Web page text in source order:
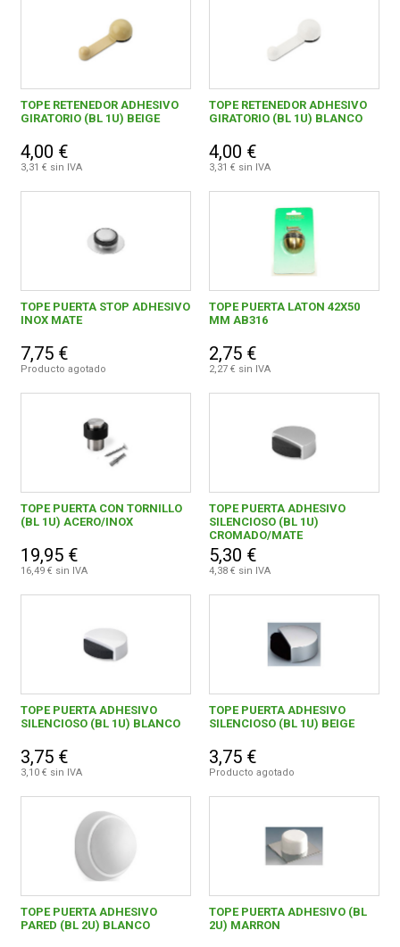
TOPE RETENEDOR ADHESIVO
GIRATORIO (BL 1U) BEIGE
4,00 €
3,31 € sin IVA
TOPE RETENEDOR ADHESIVO
GIRATORIO (BL 1U) BLANCO
4,00 €
3,31 € sin IVA
TOPE PUERTA STOP ADHESIVO
INOX MATE
7,75 €
Producto agotado
TOPE PUERTA LATON 42X50
MM AB316
2,75 €
2,27 € sin IVA
TOPE PUERTA CON TORNILLO
(BL 1U) ACERO/INOX
19,95 €
16,49 € sin IVA
TOPE PUERTA ADHESIVO
SILENCIOSO (BL 1U)
CROMADO/MATE
5,30 €
4,38 € sin IVA
TOPE PUERTA ADHESIVO
SILENCIOSO (BL 1U) BLANCO
3,75 €
3,10 € sin IVA
TOPE PUERTA ADHESIVO
SILENCIOSO (BL 1U) BEIGE
3,75 €
Producto agotado
TOPE PUERTA ADHESIVO
PARED (BL 2U) BLANCO
TOPE PUERTA ADHESIVO (BL
2U) MARRON